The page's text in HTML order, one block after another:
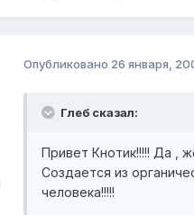
Опубликовано 26 января,
Глеб сказал:
Привет Кнотик!!!!! Да ,
Создается из
человека!!!!!